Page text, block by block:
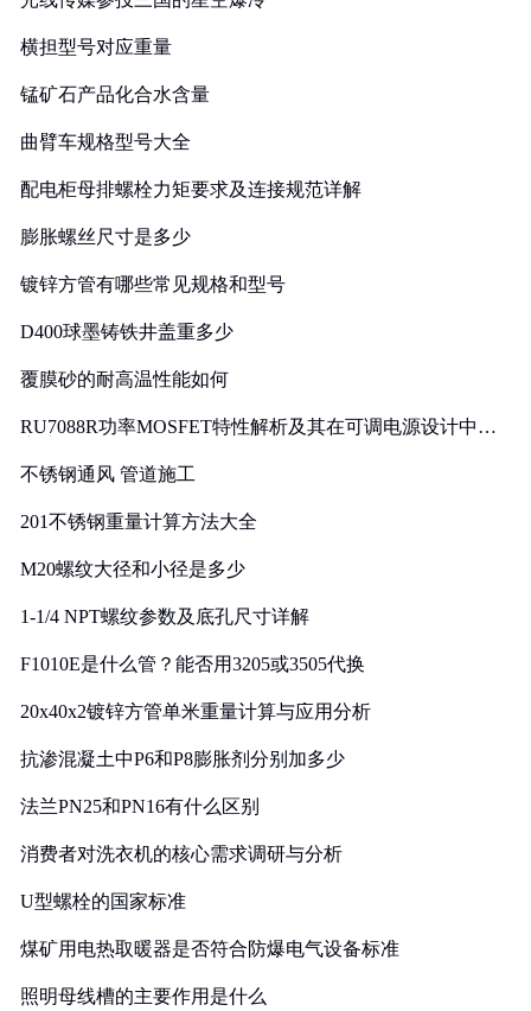
横担型号对应重量
锰矿石产品化合水含量
曲臂车规格型号大全
配电柜母排螺栓力矩要求及连接规范详解
膨胀螺丝尺寸是多少
镀锌方管有哪些常见规格和型号
D400球墨铸铁井盖重多少
覆膜砂的耐高温性能如何
RU7088R功率MOSFET特性解析及其在可调电源设计中的
不锈钢通风 管道施工
201不锈钢重量计算方法大全
M20螺纹大径和小径是多少
1-1/4 NPT螺纹参数及底孔尺寸详解
F1010E是什么管？能否用3205或3505代换
20x40x2镀锌方管单米重量计算与应用分析
抗渗混凝土中P6和P8膨胀剂分别加多少
法兰PN25和PN16有什么区别
消费者对洗衣机的核心需求调研与分析
U型螺栓的国家标准
煤矿用电热取暖器是否符合防爆电气设备标准
照明母线槽的主要作用是什么